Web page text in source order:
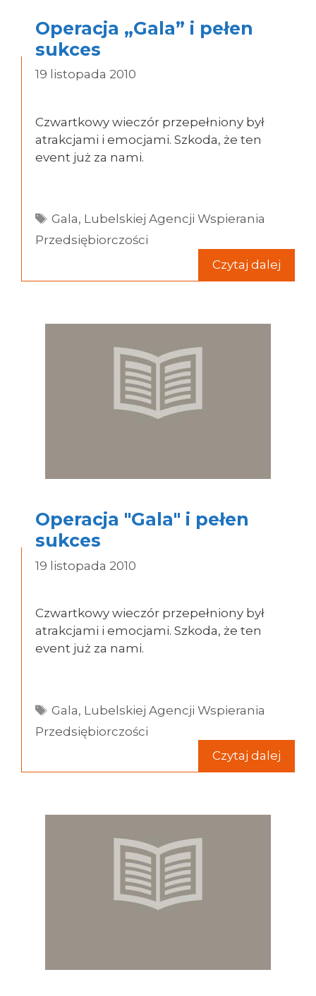
Operacja „Gala” i pełen
sukces
19 listopada 2010
Czwartkowy wieczór przepełniony był
atrakcjami i emocjami. Szkoda, że ten
event już za nami.
Czytaj dalej
Tagi
Gala, Lubelskiej Agencji Wspierania
Przedsiębiorczości
Operacja "Gala" i pełen
sukces
19 listopada 2010
Czwartkowy wieczór przepełniony był
atrakcjami i emocjami. Szkoda, że ten
event już za nami.
Czytaj dalej
Tagi
Gala, Lubelskiej Agencji Wspierania
Przedsiębiorczości